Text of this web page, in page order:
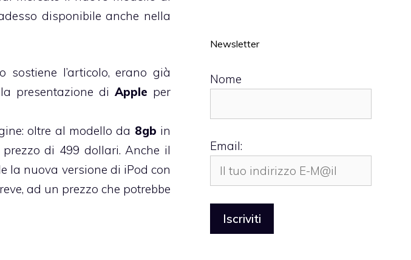
disponibile anche nella
l’articolo, erano già
presentazione diApple per
oltre al modello da 8gb in
di 499 dollari. Anche il
la nuova versione di iPod con
ad un prezzo che potrebbe
Newsletter
Nome
Email: